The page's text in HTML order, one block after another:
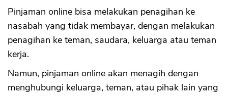
Pinjaman online bisa melakukan penagihan ke
nasabah yang tidak membayar, dengan melakukan
penagihan ke teman, saudara, keluarga atau teman
kerja.
Namun, pinjaman online akan menagih dengan
menghubungi keluarga, teman, atau pihak lain yang
OK
CANCEL